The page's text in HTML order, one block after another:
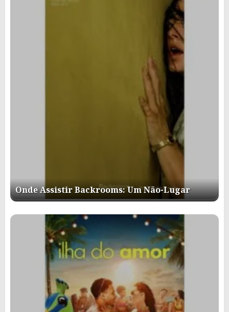
Onde Assistir Backrooms: Um Não-Lugar